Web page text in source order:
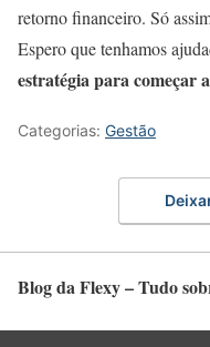
retorno financeiro. Só
Espero que tenhamos
estratégia para começar
Categorias: Gestão
Blog da Flexy – Tudo